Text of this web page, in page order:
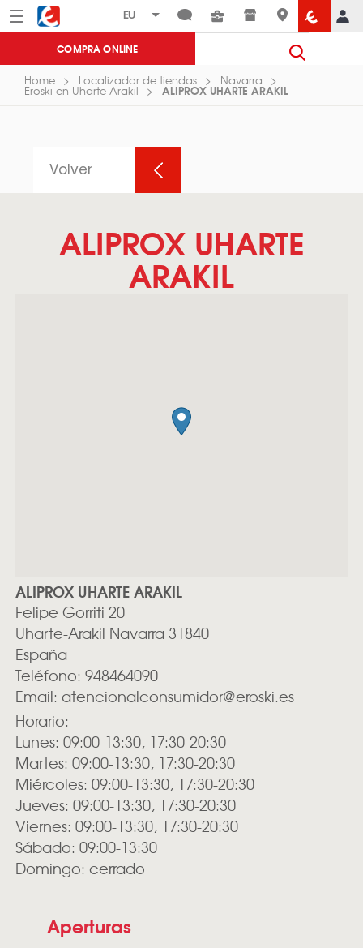
Menú Eroski
COMPRA ONLINE
Home Localizador de tiendas Navarra
Eroski en Uharte-Arakil ALIPROX UHARTE ARAKIL
Volver
ALIPROX UHARTE
ARAKIL
ALIPROX UHARTE ARAKIL
Felipe Gorriti 20
Uharte-Arakil Navarra 31840
España
Teléfono: 948464090
Email: atencionalconsumidor@eroski.es
Horario:
Lunes: 09:00-13:30, 17:30-20:30
Martes: 09:00-13:30, 17:30-20:30
Miércoles: 09:00-13:30, 17:30-20:30
Jueves: 09:00-13:30, 17:30-20:30
Viernes: 09:00-13:30, 17:30-20:30
Sábado: 09:00-13:30
Domingo: cerrado
Aperturas